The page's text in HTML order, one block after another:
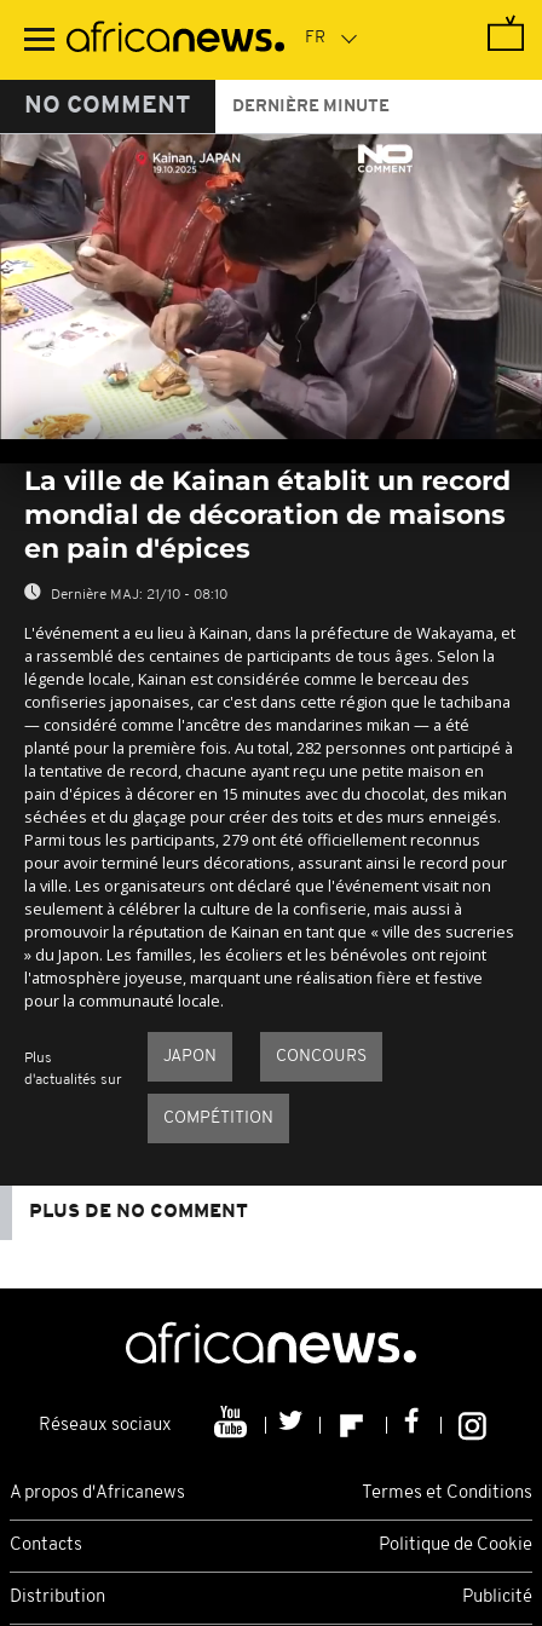
contenu
NO COMMENT DERNIÈRE MINUTE
seconds
seconds
La ville de Kainan établit un record
mondial de décoration de maisons
en pain d'épices
Dernière MAJ: 21/10 - 08:10
L'événement a eu lieu à Kainan, dans la préfecture de Wakayama, et
a rassemblé des centaines de participants de tous âges. Selon la
légende locale, Kainan est considérée comme le berceau des
confiseries japonaises, car c'est dans cette région que le tachibana
— considéré comme l'ancêtre des mandarines mikan — a été
planté pour la première fois. Au total, 282 personnes ont participé à
la tentative de record, chacune ayant reçu une petite maison en
pain d'épices à décorer en 15 minutes avec du chocolat, des mikan
séchées et du glaçage pour créer des toits et des murs enneigés.
Parmi tous les participants, 279 ont été officiellement reconnus
pour avoir terminé leurs décorations, assurant ainsi le record pour
la ville. Les organisateurs ont déclaré que l'événement visait non
seulement à célébrer la culture de la confiserie, mais aussi à
promouvoir la réputation de Kainan en tant que « ville des sucreries
» du Japon. Les familles, les écoliers et les bénévoles ont rejoint
l'atmosphère joyeuse, marquant une réalisation fière et festive
pour la communauté locale.
Plus
d'actualités sur
JAPON CONCOURS
COMPÉTITION
PLUS DE NO COMMENT
Réseaux sociaux
A propos d'Africanews Termes et Conditions
Contacts Politique de Cookie
Distribution Publicité